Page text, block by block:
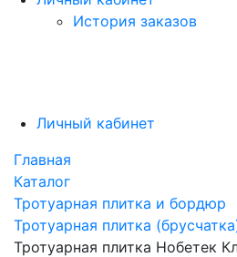
История заказов
Личный кабинет
Главная
Каталог
Тротуарная плитка и бордюр
Тротуарная плитка
Тротуарная плитка Нобетек